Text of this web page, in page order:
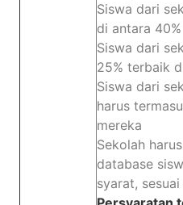
Siswa dari
di antara
Siswa dari
25% terbaik
Siswa dari
harus
mereka
Sekolah
database
syarat,